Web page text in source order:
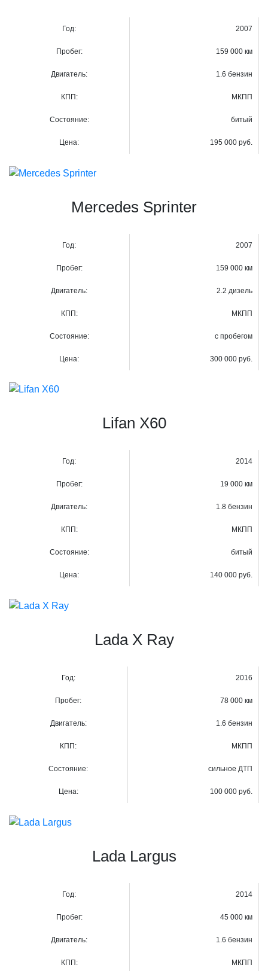
Год: 2007
Пробег: 159 000 км
Двигатель: 1.6 бензин
КПП: МКПП
Состояние: битый
Цена: 195 000 руб.
Mercedes Sprinter
Год: 2007
Пробег: 159 000 км
Двигатель: 2.2 дизель
КПП: МКПП
Состояние: с пробегом
Цена: 300 000 руб.
Lifan X60
Год: 2014
Пробег: 19 000 км
Двигатель: 1.8 бензин
КПП: МКПП
Состояние: битый
Цена: 140 000 руб.
Lada X Ray
Год: 2016
Пробег: 78 000 км
Двигатель: 1.6 бензин
КПП: МКПП
Состояние: сильное ДТП
Цена: 100 000 руб.
Lada Largus
Год: 2014
Пробег: 45 000 км
Двигатель: 1.6 бензин
КПП: МКПП